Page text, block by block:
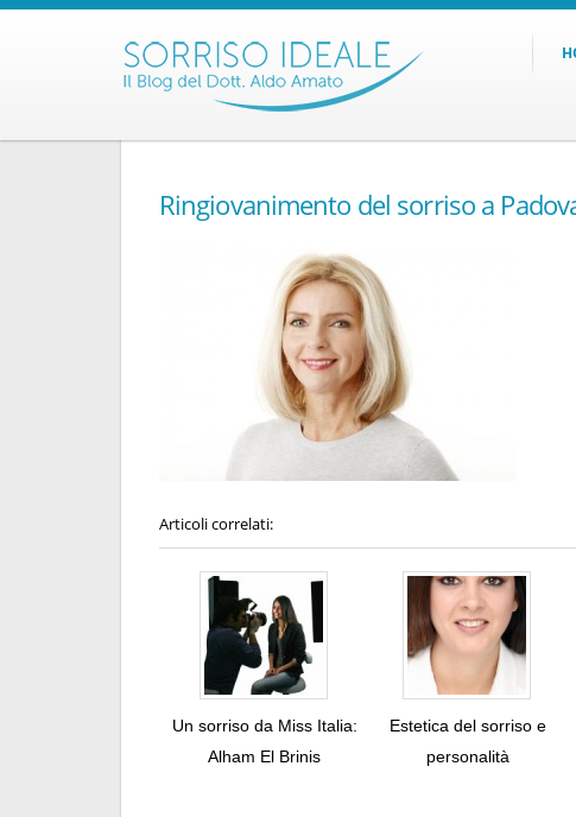
Ringiovanimento del sorriso a
Articoli correlati:
Un sorriso da Miss Italia:
Alham El Brinis
Estetica del sorriso e
personalità